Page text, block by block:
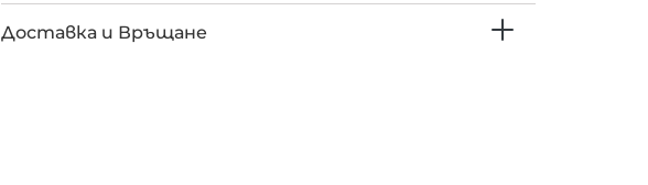
Доставка и Връщане